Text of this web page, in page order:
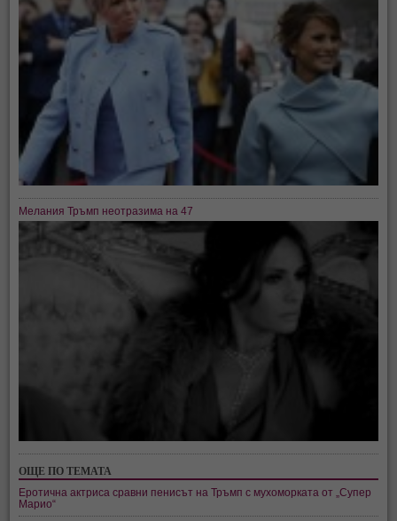
Мелания Тръмп неотразима на 47
ОЩЕ ПО ТЕМАТА
Еротична актриса сравни пенисът на Тръмп с мухоморката от „Супер
Марио“